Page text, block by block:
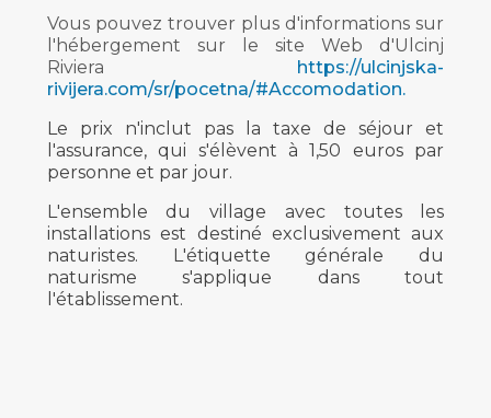
Vous pouvez trouver plus d'informations sur
l'hébergement sur le site Web d'Ulcinj
Riviera https://ulcinjska-
rivijera.com/sr/pocetna/#Accomodation.
Le prix n'inclut pas la taxe de séjour et
l'assurance, qui s'élèvent à 1,50 euros par
personne et par jour.
L'ensemble du village avec toutes les
installations est destiné exclusivement aux
naturistes. L'étiquette générale du
naturisme s'applique dans tout
l'établissement.